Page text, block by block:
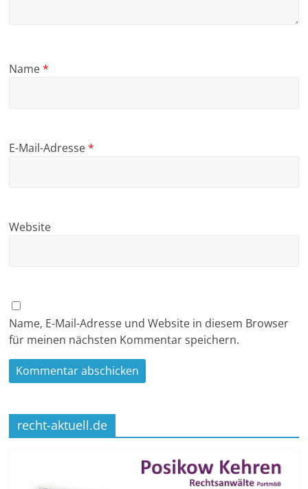
Name*
E-Mail-Adresse*
Website
Name, E-Mail-Adresse und Website in diesem Browser
für meinen nächsten Kommentar speichern.
recht-aktuell.de